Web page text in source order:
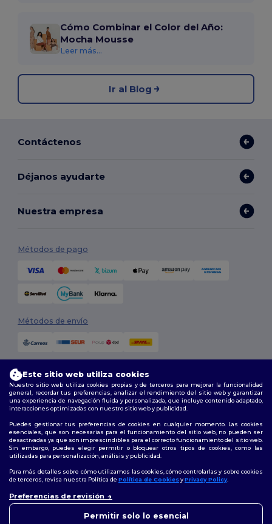
Cómo Combinar el Color del Año:
Mocha Mousse
Leer más...
Ir al Blog
Contáctenos
Déjanos ayudarte
Nuestra empresa
Métodos de pago
Métodos de envío
2026. Todos los derechos reservados
Términos y Condiciones
Política de personalización
Política de
Privacidad|Política de Cookies |Mapa del sitio
Síguenos
Madrid|Barcelona|Valencia|Seville|Zaragoza|Málaga|Murcia|
Alicante
Este sitio web utiliza cookies
Nuestro sitio web utiliza cookies propias y de terceros para mejorar la funcionalidad
general, recordar tus preferencias, analizar el rendimiento del sitio web y garantizar
una experiencia de navegación fluida y personalizada, que incluye contenido adaptado,
interacciones optimizadas con nuestro sitio web y publicidad.
Puedes gestionar tus preferencias de cookies en cualquier momento. Las cookies
esenciales, que son necesarias para el funcionamiento del sitio web, no pueden ser
desactivadas ya que son imprescindibles para el correcto funcionamiento del sitio web.
Sin embargo, puedes elegir permitir o bloquear otros tipos de cookies, como las
utilizadas para personalización, análisis y publicidad.
Para más detalles sobre cómo utilizamos las cookies, cómo controlarlas y sobre cookies
de terceros, revisa nuestra Política de Política de CookiesyPrivacy Policy.
Preferencias de revisión
Permitir solo lo esencial
cualquier momento. Nuestro